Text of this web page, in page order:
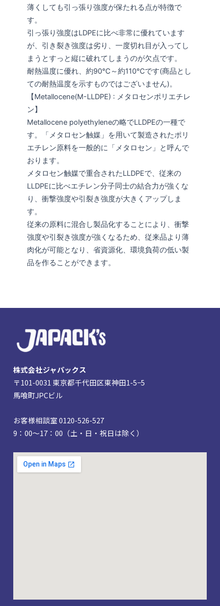
薄くしても引っ張り強度が保たれる点が特徴で
す。
引っ張り強度はLDPEに比べ非常に優れています
が、引き裂き強度は劣り、一度切れ目が入ってし
まうとすっと縦に破れてしまうのが欠点です。
耐熱温度に優れ、約90℃～約110℃です(商品とし
ての耐熱温度を示すものではございません)。
【Metallocene(M-LLDPE) : メタロセンポリエチレ
ン】
Metallocene polyethyleneの略でLLDPEの一種で
す。「メタロセン触媒」を用いて製造されたポリ
エチレン原料を一般的に「メタロセン」と呼んで
おります。
メタロセン触媒で重合されたLLDPEで、従来の
LLDPEに比べエチレン分子同士の結合力が強くな
り、衝撃強度や引裂き強度が大きくアップしま
す。
従来の原料に混合し製品化することにより、衝撃
強度や引裂き強度が強くなるため、従来品より薄
肉化が可能となり、省資源化、環境負荷の低い製
品を作ることができます。
株式会社ジャパックス
〒101-0031 東京都千代田区東神田1-5−5
馬喰町JPCビル
お客様相談室 0120-526-527
9：00～17：00（土・日・祝日は除く）